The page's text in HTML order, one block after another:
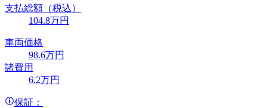
支払総額 （税込）
104.8万円
車両価格
98.6万円
諸費用
6.2万円
保証：